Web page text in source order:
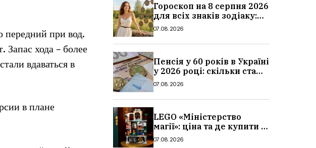
передний при вод.
хода – более
вдаваться в
в плане
Гороскоп на 8 серпня 2026
для всіх знаків зодіаку:
кохання, гроші та справи
07.08.2026
Пенсія у 60 років в Україні
у 2026 році: скільки стажу
потрібно, умови, кому
07.08.2026
LEGO «Міністерство
магії»: ціна та де купити в
Україні
07.08.2026